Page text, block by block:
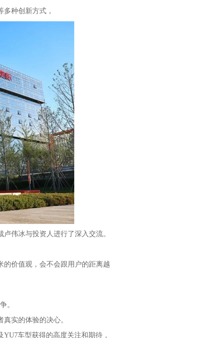
种创新方式，
伟冰与投资人进行了深入交流。
价值观，会不会跟用户的距离越
。
实的体验的决心。
车型获得的高度关注和期待，